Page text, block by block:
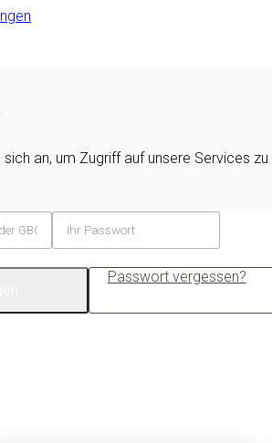
an, um Zugriff auf unsere Services zu
Passwort vergessen?